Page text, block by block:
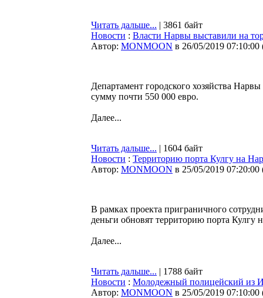
Читать дальше... | 3861 байт
Новости : Власти Нарвы выставили на
Автор: MONMOON в 26/05/2019 07:10:00
Департамент городского хозяйства
сумму почти 550 000 евро.
Далее...
Читать дальше... | 1604 байт
Новости : Территорию порта Кулгу на
Автор: MONMOON в 25/05/2019 07:20:00
В рамках проекта приграничного
деньги обновят территорию порта Кулгу
Далее...
Читать дальше... | 1788 байт
Новости : Молодежный полицейский из
Автор: MONMOON в 25/05/2019 07:10:00